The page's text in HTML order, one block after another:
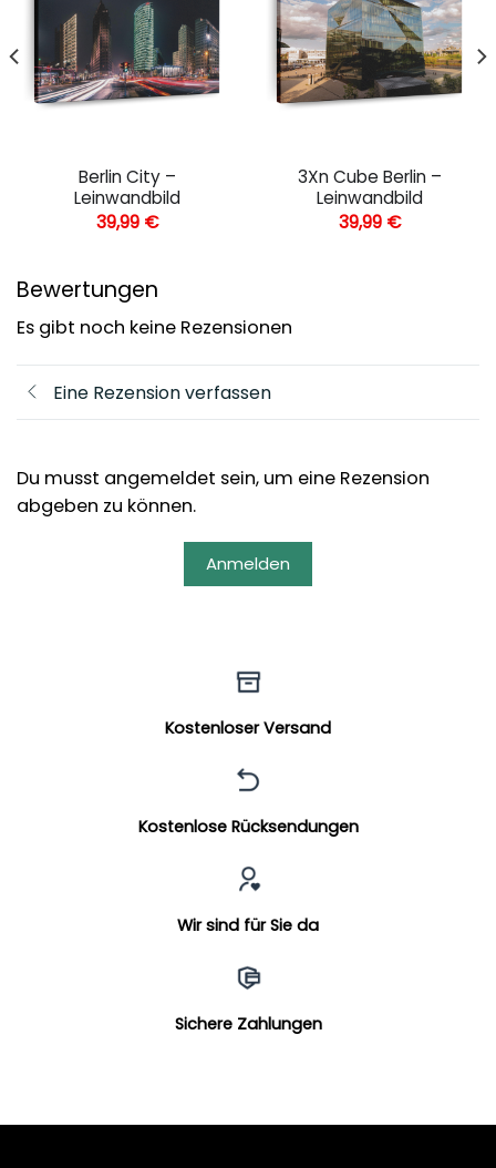
Berlin City –
Leinwandbild
39,99 €
3Xn Cube Berlin –
Leinwandbild
39,99 €
Bewertungen
Es gibt noch keine Rezensionen
Eine Rezension verfassen
Du musst angemeldet sein, um eine Rezension
abgeben zu können.
Anmelden
Kostenloser Versand
Kostenlose Rücksendungen
Wir sind für Sie da
Sichere Zahlungen